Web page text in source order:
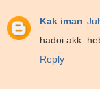
Kak iman
hadoi
Reply